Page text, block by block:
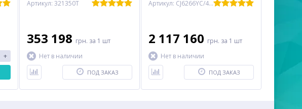
+
Артикул: 321350T
353 198 грн. за 1 шт
Нет в наличии
ПОД ЗАКАЗ
Артикул: CJ6266YC/4000
2 117 160 грн. за 1 шт
Нет в наличии
ПОД ЗАКАЗ